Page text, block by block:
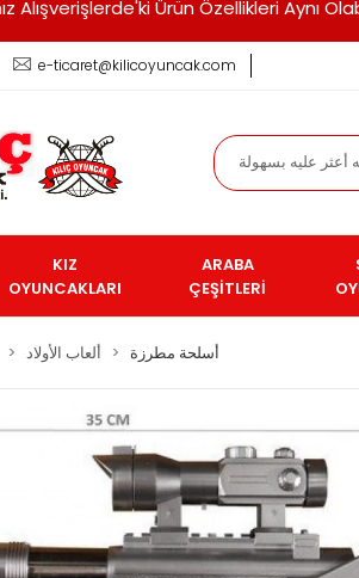
Alışverişlerde'ki Ürün Özellikleri
e-ticaret@kilicoyuncak.com
KIZ
OYUNCAKLARI
ARABA
ÇEŞİTLERİ
ألعاب الأولاد أسلحة مطرزة